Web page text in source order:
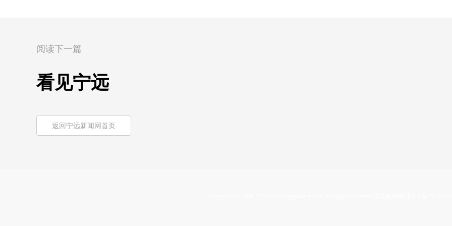
阅读下一篇
看见宁远
返回宁远新闻网首页